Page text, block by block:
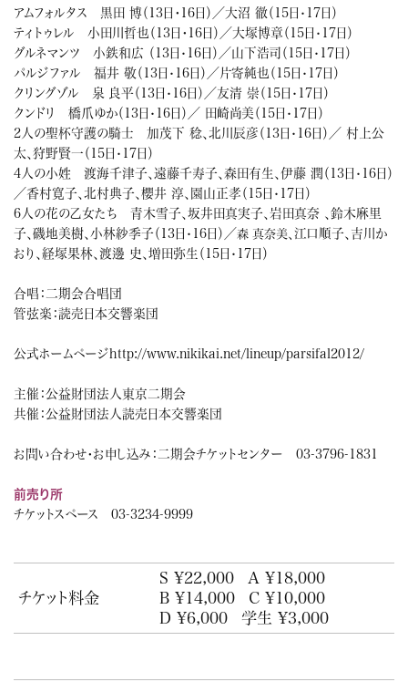
アムフォルタス 黒田 博（13日・16日）／大沼 徹（15日 ・ 17日）
ティトゥレル 小田川哲也（13日・16日）／大塚博章（15日 ・ 17日）
グルネマンツ 小鉄和広 （13日 ・ 16日）／山下浩司（15日 ・ 17日）
パルジファル 福井 敬（13日 ・ 16日）／片寄純也（15日 ・ 17日）
クリングゾル 泉 良平（13日 ・ 16日）／友清 崇（15日 ・ 17日）
クンドリ 橋爪ゆか（13日 ・ 16日）／ 田崎尚美（15日 ・ 17日）
2人の聖杯守護の騎士 加茂下 稔、北川辰彦（13日 ・ 16日）／ 村上公
太、狩野賢一（15日 ・ 17日）
4人の小姓 渡海千津子、遠藤千寿子、森田有生、伊藤 潤（13日 ・ 16日）
／香村寛子、北村典子、櫻井 淳、園山正孝（15日 ・ 17日）
6人の花の乙女たち 青木雪子、坂井田真実子、岩田真奈 、鈴木麻里
子、磯地美樹、小林紗季子（13日 ・ 16日）／森 真奈美、 江口順子、吉川か
おり、経塚果林、渡邊 史、増田弥生（15日 ・ 17日）
合唱：二期会合唱団
管弦楽：読売日本交響楽団
公式ホームページhttp://www.nikikai.net/lineup/parsifal2012/
主催：公益財団法人東京二期会
共催：公益財団法人読売日本交響楽団
お問い合わせ・お申し込み： 二期会チケットセンター 03-3796-1831
前売り所
チケットスペース 03-3234-9999
チケット料金
S ¥22,000
A ¥18,000
B ¥14,000
C ¥10,000
D ¥6,000
学生 ¥3,000